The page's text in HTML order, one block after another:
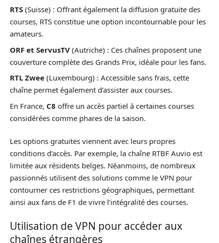
RTS (Suisse) : Offrant également la diffusion gratuite des
courses, RTS constitue une option incontournable pour les
amateurs.
ORF et ServusTV (Autriche) : Ces chaînes proposent une
couverture complète des Grands Prix, idéale pour les fans.
RTL Zwee (Luxembourg) : Accessible sans frais, cette
chaîne permet également d’assister aux courses.
En France, C8 offre un accès partiel à certaines courses
considérées comme phares de la saison.
Les options gratuites viennent avec leurs propres
conditions d’accès. Par exemple, la chaîne RTBF Auvio est
limitée aux résidents belges. Néanmoins, de nombreux
passionnés utilisent des solutions comme le VPN pour
contourner ces restrictions géographiques, permettant
ainsi aux fans de F1 de vivre l’intégralité des courses.
Utilisation de VPN pour accéder aux
chaînes étrangères